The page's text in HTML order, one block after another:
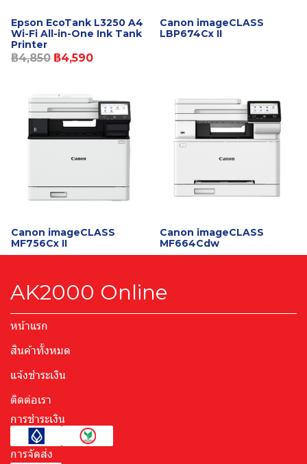
Epson EcoTank L3250 A4
Wi-Fi All-in-One Ink Tank
Printer
฿4,850 ฿4,590
Canon imageCLASS
LBP674Cx II
Canon imageCLASS
MF756Cx II
Canon imageCLASS
MF664Cdw
AK2000 Online
หน้าแรก
สินค้าทั้งหมด
แจ้งชำระเงิน
ติดต่อเรา
การชำระเงิน
การจัดส่ง